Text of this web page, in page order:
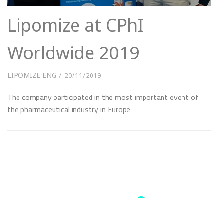
Lipomize at CPhI
Worldwide 2019
LIPOMIZE ENG 20/11/2019
The company participated in the most important event of
the pharmaceutical industry in Europe